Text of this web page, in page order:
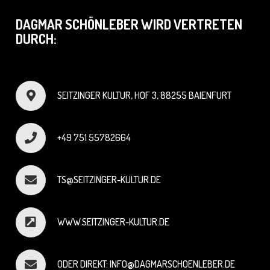
DAGMAR SCHÖNLEBER WIRD VERTRETEN
DURCH:
SEITZINGER KULTUR, HOF 3, 88255 BAIENFURT
+49 751 55782664
TS@SEITZINGER-KULTUR.DE
WWW.SEITZINGER-KULTUR.DE
ODER DIREKT: INFO@DAGMARSCHOENLEBER.DE